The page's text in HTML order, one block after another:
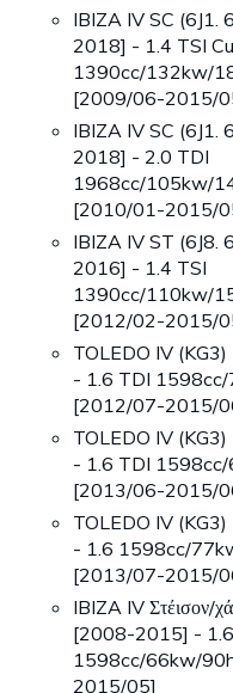
IBIZA IV SC (6J1.
2018] - 1.4 TSI
1390cc/132kw/
[2009/06-2015/
IBIZA IV SC (6J1.
2018] - 2.0 TDI
1968cc/105kw/
[2010/01-2015/
IBIZA IV ST (6J8.
2016] - 1.4 TSI
1390cc/110kw/
[2012/02-2015/
TOLEDO IV
- 1.6 TDI
[2012/07-2015/
TOLEDO IV
- 1.6 TDI
[2013/06-2015/
TOLEDO IV
- 1.6 1598cc/
[2013/07-2015/
IBIZA IV Στέισον/
[2008-2015] -
1598cc/66kw/
2015/05]